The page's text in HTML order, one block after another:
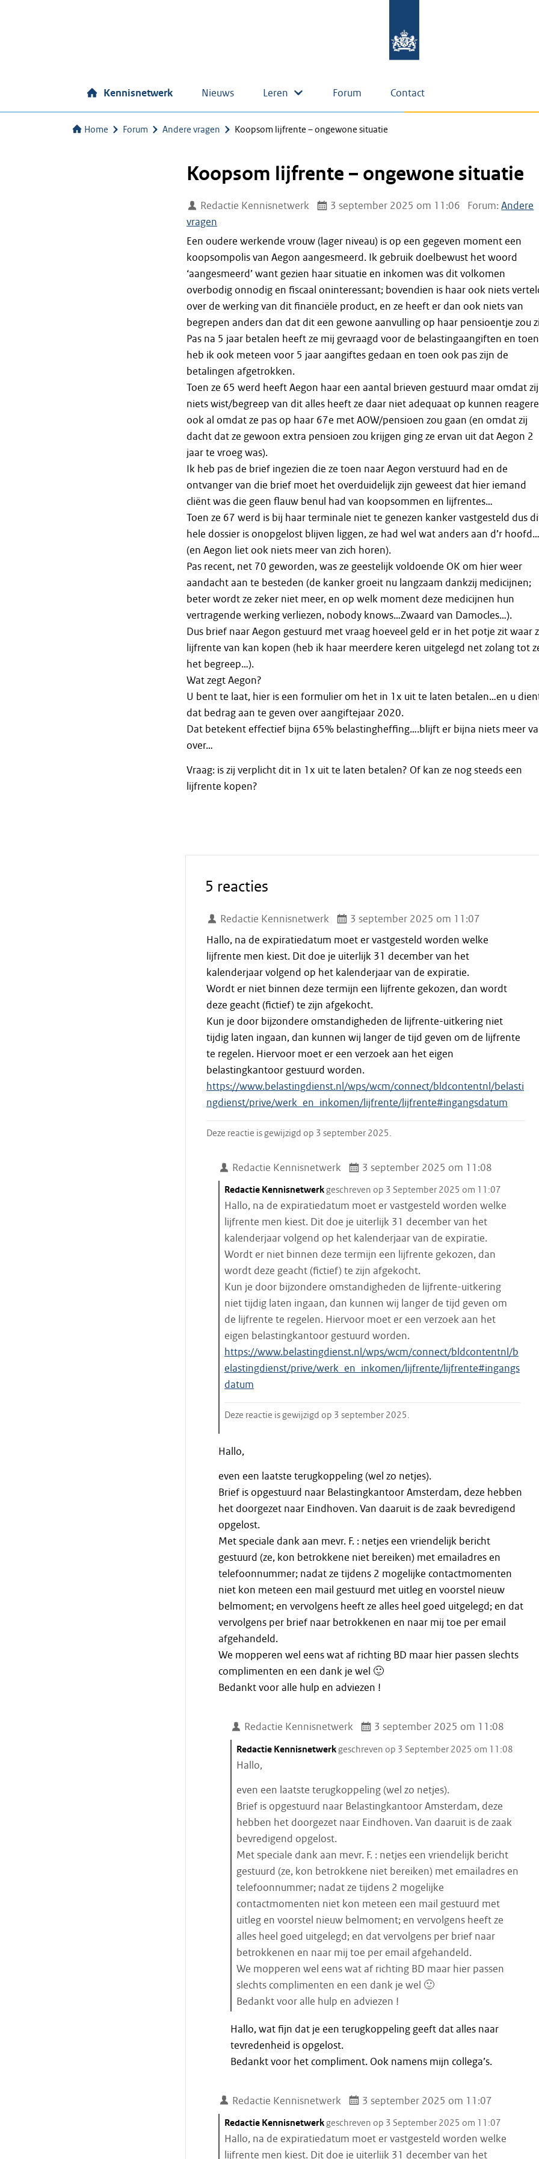
Kennisnetwerk Nieuws Leren Forum Contact
Home Forum Andere vragen Koopsom lijfrente – ongewone situatie
Koopsom lijfrente – ongewone situatie
Redactie Kennisnetwerk 3 september 2025 om 11:06 Forum:Andere
vragen
Een oudere werkende vrouw (lager niveau) is op een gegeven moment een
koopsompolis van Aegon aangesmeerd. Ik gebruik doelbewust het woord
‘aangesmeerd’ want gezien haar situatie en inkomen was dit volkomen
overbodig onnodig en fiscaal oninteressant; bovendien is haar ook niets
over de werking van dit financiële product, en ze heeft er dan ook niets van
begrepen anders dan dat dit een gewone aanvulling op haar pensioentje zou
Pas na 5 jaar betalen heeft ze mij gevraagd voor de belastingaangiften en toen
heb ik ook meteen voor 5 jaar aangiftes gedaan en toen ook pas zijn de
betalingen afgetrokken.
Toen ze 65 werd heeft Aegon haar een aantal brieven gestuurd maar omdat zij
niets wist/begreep van dit alles heeft ze daar niet adequaat op kunnen
ook al omdat ze pas op haar 67e met AOW/pensioen zou gaan (en omdat zij
dacht dat ze gewoon extra pensioen zou krijgen ging ze ervan uit dat Aegon 2
jaar te vroeg was).
Ik heb pas de brief ingezien die ze toen naar Aegon verstuurd had en de
ontvanger van die brief moet het overduidelijk zijn geweest dat hier iemand
cliënt was die geen flauw benul had van koopsommen en lijfrentes…
Toen ze 67 werd is bij haar terminale niet te genezen kanker vastgesteld dus
hele dossier is onopgelost blijven liggen, ze had wel wat anders aan d’r hoofd…
(en Aegon liet ook niets meer van zich horen).
Pas recent, net 70 geworden, was ze geestelijk voldoende OK om hier weer
aandacht aan te besteden (de kanker groeit nu langzaam dankzij medicijnen;
beter wordt ze zeker niet meer, en op welk moment deze medicijnen hun
vertragende werking verliezen, nobody knows…Zwaard van Damocles…).
Dus brief naar Aegon gestuurd met vraag hoeveel geld er in het potje zit waar
lijfrente van kan kopen (heb ik haar meerdere keren uitgelegd net zolang tot
het begreep…).
Wat zegt Aegon?
U bent te laat, hier is een formulier om het in 1x uit te laten betalen…en u
dat bedrag aan te geven over aangiftejaar 2020.
Dat betekent effectief bijna 65% belastingheffing….blijft er bijna niets meer
over…
Vraag: is zij verplicht dit in 1x uit te laten betalen? Of kan ze nog steeds een
lijfrente kopen?
5 reacties
Redactie Kennisnetwerk
3 september 2025 om 11:07
Hallo, na de expiratiedatum moet er vastgesteld worden welke
lijfrente men kiest. Dit doe je uiterlijk 31 december van het
kalenderjaar volgend op het kalenderjaar van de expiratie.
Wordt er niet binnen deze termijn een lijfrente gekozen, dan wordt
deze geacht (fictief) te zijn afgekocht.
Kun je door bijzondere omstandigheden de lijfrente-uitkering niet
tijdig laten ingaan, dan kunnen wij langer de tijd geven om de lijfrente
te regelen. Hiervoor moet er een verzoek aan het eigen
belastingkantoor gestuurd worden.
https://www.belastingdienst.nl/wps/wcm/connect/bldcontentnl/belasti
ngdienst/prive/werk_en_inkomen/lijfrente/lijfrente#ingangsdatum
Deze reactie is gewijzigd op 3 september 2025.
Redactie Kennisnetwerk 3 september 2025 om 11:08
Citaat
starten
Redactie Kennisnetwerk geschreven op 3 September 2025 om 11:07
Hallo, na de expiratiedatum moet er vastgesteld worden welke
lijfrente men kiest. Dit doe je uiterlijk 31 december van het
kalenderjaar volgend op het kalenderjaar van de expiratie.
Wordt er niet binnen deze termijn een lijfrente gekozen, dan
wordt deze geacht (fictief) te zijn afgekocht.
Kun je door bijzondere omstandigheden de lijfrente-uitkering
niet tijdig laten ingaan, dan kunnen wij langer de tijd geven om
de lijfrente te regelen. Hiervoor moet er een verzoek aan het
eigen belastingkantoor gestuurd worden.
https://www.belastingdienst.nl/wps/wcm/connect/bldcontentnl/b
elastingdienst/prive/werk_en_inkomen/lijfrente/lijfrente#ingangs
datum
Deze reactie is gewijzigd op 3 september 2025.
citaat
Hallo,
even een laatste terugkoppeling (wel zo netjes).
Brief is opgestuurd naar Belastingkantoor Amsterdam, deze hebben
het doorgezet naar Eindhoven. Van daaruit is de zaak bevredigend
opgelost.
Met speciale dank aan mevr. F. : netjes een vriendelijk bericht
gestuurd (ze, kon betrokkene niet bereiken) met emailadres en
telefoonnummer; nadat ze tijdens 2 mogelijke contactmomenten
niet kon meteen een mail gestuurd met uitleg en voorstel nieuw
belmoment; en vervolgens heeft ze alles heel goed uitgelegd; en dat
vervolgens per brief naar betrokkenen en naar mij toe per email
afgehandeld.
We mopperen wel eens wat af richting BD maar hier passen slechts
complimenten en een dank je wel 🙂
Bedankt voor alle hulp en adviezen !
Redactie Kennisnetwerk 3 september 2025 om 11:08
Citaat
starten
Redactie Kennisnetwerk geschreven op 3 September 2025 om 11:08
Hallo,
even een laatste terugkoppeling (wel zo netjes).
Brief is opgestuurd naar Belastingkantoor Amsterdam, deze
hebben het doorgezet naar Eindhoven. Van daaruit is de zaak
bevredigend opgelost.
Met speciale dank aan mevr. F. : netjes een vriendelijk bericht
gestuurd (ze, kon betrokkene niet bereiken) met emailadres en
telefoonnummer; nadat ze tijdens 2 mogelijke
contactmomenten niet kon meteen een mail gestuurd met
uitleg en voorstel nieuw belmoment; en vervolgens heeft ze
alles heel goed uitgelegd; en dat vervolgens per brief naar
betrokkenen en naar mij toe per email afgehandeld.
We mopperen wel eens wat af richting BD maar hier passen
slechts complimenten en een dank je wel 🙂
Bedankt voor alle hulp en adviezen !
citaat
Hallo, wat fijn dat je een terugkoppeling geeft dat alles naar
tevredenheid is opgelost.
Bedankt voor het compliment. Ook namens mijn collega’s.
Redactie Kennisnetwerk 3 september 2025 om 11:07
Citaat
starten
Redactie Kennisnetwerk geschreven op 3 September 2025 om 11:07
Hallo, na de expiratiedatum moet er vastgesteld worden welke
lijfrente men kiest. Dit doe je uiterlijk 31 december van het